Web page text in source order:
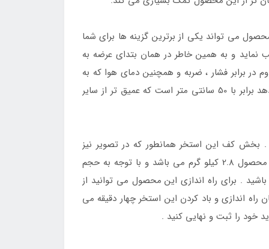
می تواند یکی از برترین گزینه ها برای شما
و به همین خاطر در همان بتدای عرضه به
برابر فشار ، ضربه و همچنین دمای هوا که به
همین خاطر می توانید از آن در محیط های بیرونی خانه نیز استفاده کنید . عمق آبی که این استخر در اختیار شما قرار می دهد برابر با 50 سانتی متر است که عمیق تر از سایر
. بخش کف این استخر همانطور که در تصویر نیز
مشخص است به صورت غیربادی ساخته شده است تا در حفظ تعادل به هنگام آب تنی گام های موثری را بردارد . وزن این محصول 2.8 کیلو گرم می باشد و با توجه به حجم
. برای راه اندازی این محصول می توانید از
اندازی و باد کردن این استخر چهار دقیقه می
خود را ثبت و نهایی کنید .